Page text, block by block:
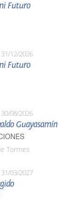
Futuro
31/12/2026
Futuro
30/08/2026
Guayasamín
Tormes
31/03/2027